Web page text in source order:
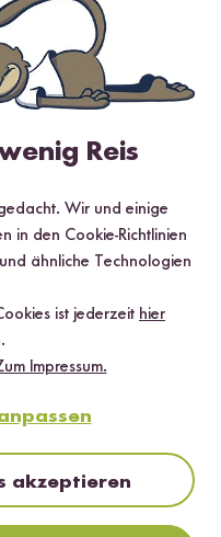
Kochwelten
Anmeldung zum Newsletter
Reis
Reis
Wir und einige
in den Cookie-Richtlinien
ähnliche Technologien
ist jederzeit hier
Impressum.
akzeptieren